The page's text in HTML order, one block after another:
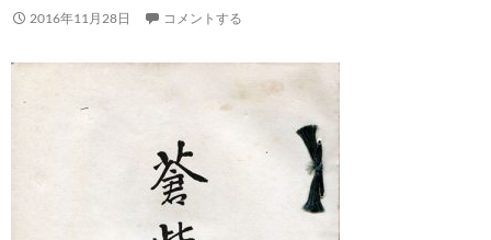
2016年11月28日 コメントする